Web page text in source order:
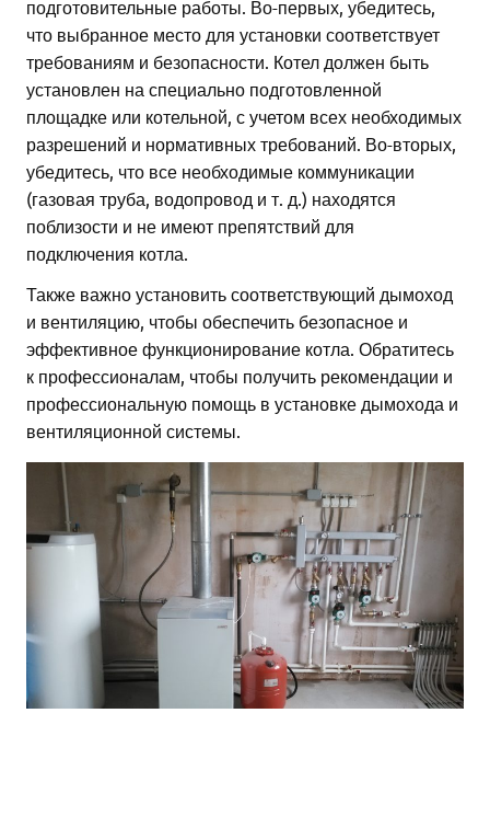
подготовительные работы. Во-первых, убедитесь,
что выбранное место для установки соответствует
требованиям и безопасности. Котел должен быть
установлен на специально подготовленной
площадке или котельной, с учетом всех необходимых
разрешений и нормативных требований. Во-вторых,
убедитесь, что все необходимые коммуникации
(газовая труба, водопровод и т. д.) находятся
поблизости и не имеют препятствий для
подключения котла.
Также важно установить соответствующий дымоход
и вентиляцию, чтобы обеспечить безопасное и
эффективное функционирование котла. Обратитесь
к профессионалам, чтобы получить рекомендации и
профессиональную помощь в установке дымохода и
вентиляционной системы.